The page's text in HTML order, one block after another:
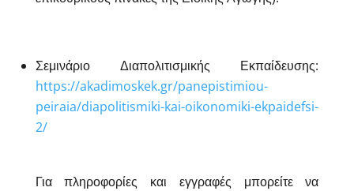
Σεμινάριο Διαπολιτισμικής Εκπαίδευσης:
https://akadimoskek.gr/panepistimiou-
peiraia/diapolitismiki-kai-oikonomiki-ekpaidefsi-
2/
Για πληροφορίες και εγγραφές μπορείτε να